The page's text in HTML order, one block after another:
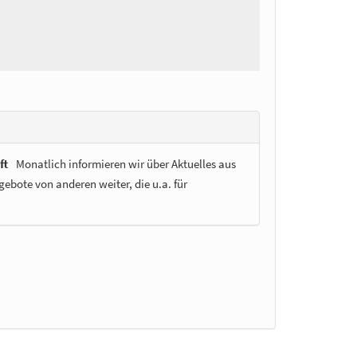
Monatlich informieren wir über Aktuelles aus
von anderen weiter, die u.a. für